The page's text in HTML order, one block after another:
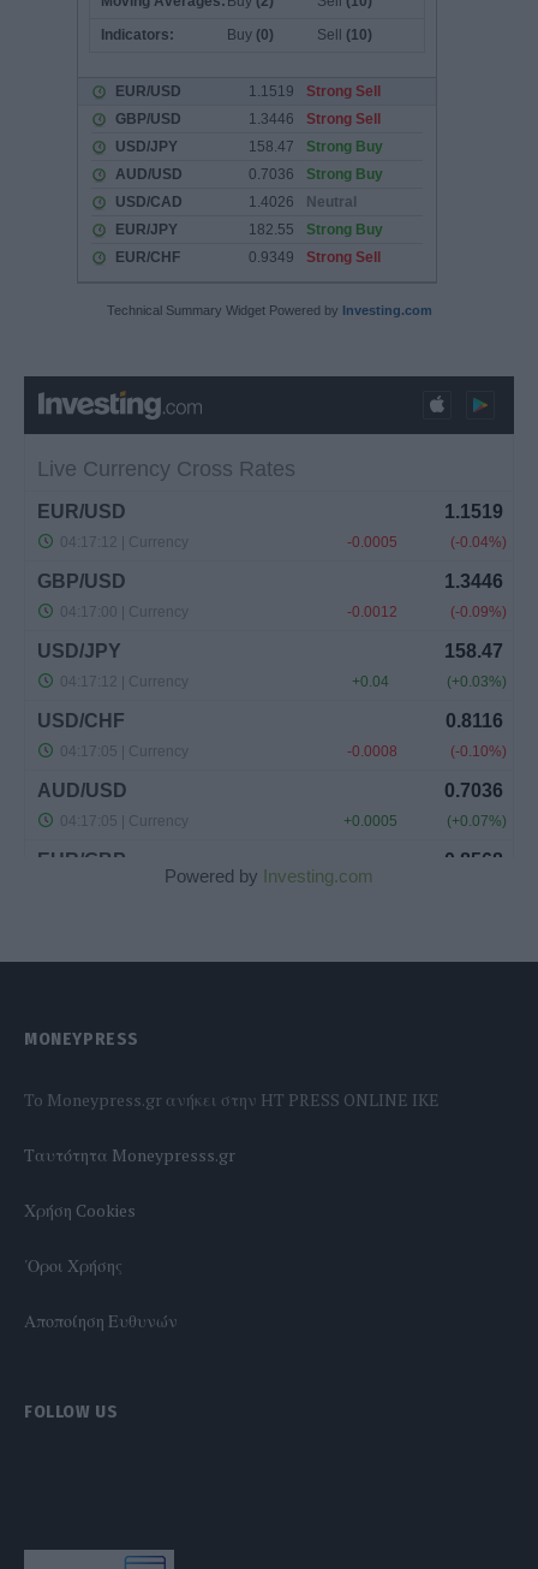
Technical Summary Widget Powered by Investing.com
Powered by Investing.com
MONEYPRESS
To Moneypress.gr ανήκει στην HT PRESS ONLINE IKE
Tαυτότητα Moneypresss.gr
Χρήση Cookies
'Οροι Χρήσης
Αποποίηση Ευθυνών
FOLLOW US